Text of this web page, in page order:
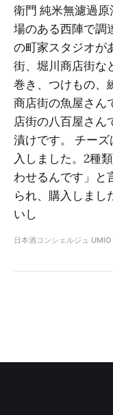
衛門 純米無濾過
場のある西陣で調
の町家スタジオが
街、堀川商店街な
巻き、つけもの、
商店街の魚屋さん
店街の八百屋さん
漬けです。 チー
入しました。2種
わせるんです」と
られ、購入しまし
いし
日本酒コンシェルジュ UMIO